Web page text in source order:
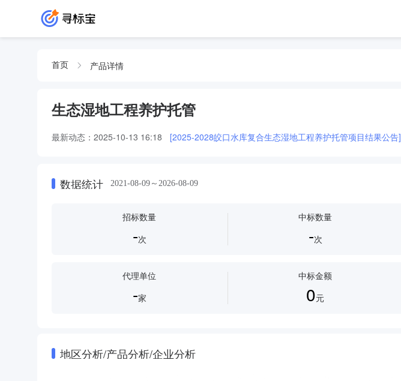
首页 产品详情
生态湿地工程养护托管
最新动态： 2025-10-13 16:18 [2025-2028皎口水库复合生态湿地工程养护托管项目结果公告]
数据统计 2021-08-09～2026-08-09
招标数量
-次
中标数量
-次
代理单位
-家
中标金额
0元
地区分析/产品分析/企业分析